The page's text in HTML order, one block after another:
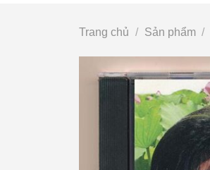
Trang chủ / Sản phẩm /